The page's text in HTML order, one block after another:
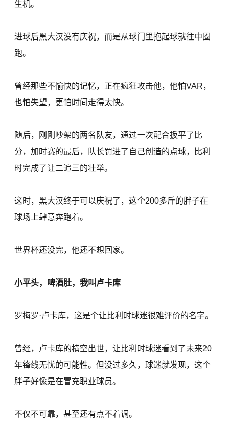
生机。
进球后黑大汉没有庆祝，而是从球门里抱起球就往中圈
跑。
曾经那些不愉快的记忆，正在疯狂攻击他，他怕VAR，
也怕失望，更怕时间走得太快。
随后，刚刚吵架的两名队友，通过一次配合扳平了比
分，加时赛的最后，队长罚进了自己创造的点球，比利
时完成了让二追三的壮举。
这时，黑大汉终于可以庆祝了，这个200多斤的胖子在
球场上肆意奔跑着。
世界杯还没完，他还不想回家。
小平头，啤酒肚，我叫卢卡库
罗梅罗·卢卡库，这是个让比利时球迷很难评价的名字。
曾经，卢卡库的横空出世，让比利时球迷看到了未来20
年锋线无忧的可能性。但没过多久，球迷就发现，这个
胖子好像是在冒充职业球员。
不仅不可靠，甚至还有点不着调。